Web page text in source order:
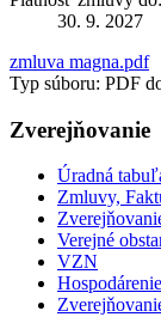
30. 9. 2027
zmluva magna.pdf
Typ súboru: PDF
Zverejňovanie
Úradná
Zmluvy,
Verejné
VZN
Hospodárenie